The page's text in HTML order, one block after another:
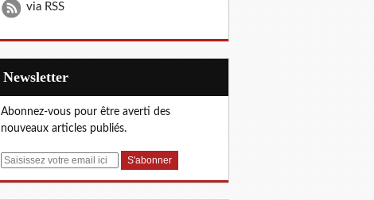
via RSS
Newsletter
Abonnez-vous pour être averti des
nouveaux articles publiés.
E